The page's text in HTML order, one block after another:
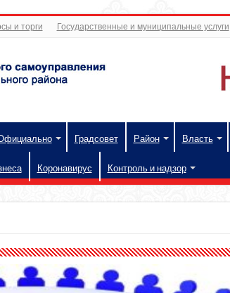
и торги Государственные и муниципальные услуги
Градсовет Район Власть
Коронавирус Контроль и надзор